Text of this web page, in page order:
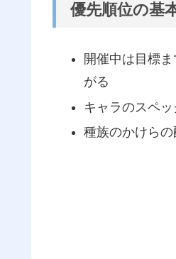
優先順位の基
開催中は目標
がる
キャラのスペ
種族のかけら